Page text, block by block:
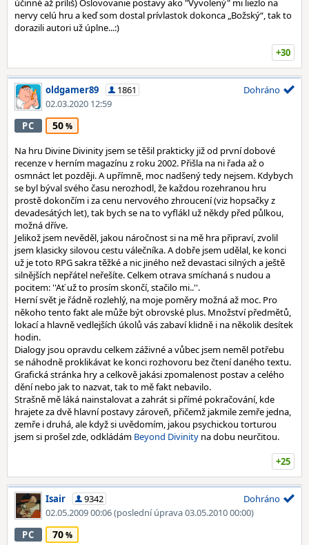
účinné až príliš) Oslovovanie postavy ako "Vyvolený" mi liezlo na
nervy celú hru a keď som dostal prívlastok dokonca „Božský“, tak to
dorazili autori už úplne...:)
+30
oldgamer89
1861
02.03.2020 12:59
Dohráno
PC 50
Na hru Divine Divinity jsem se těšil prakticky již od první dobové
recenze v herním magazínu z roku 2002. Přišla na ni řada až o
osmnáct let později. A upřímně, moc nadšený tedy nejsem. Kdybych
se byl býval svého času nerozhodl, že každou rozehranou hru
prostě dokončím i za cenu nervového zhroucení (viz hopsačky z
devadesátých let), tak bych se na to vyflákl už někdy před půlkou,
možná dříve.
Jelikož jsem nevěděl, jakou náročnost si na mě hra připraví, zvolil
jsem klasicky silovou cestu válečníka. A dobře jsem udělal, ke konci
už je toto RPG sakra těžké a nic jiného než devastaci silných a ještě
silnějších nepřátel neřešíte. Celkem otrava smíchaná s nudou a
pocitem: ''Ať už to prosím skončí, stačilo mi..''.
Herní svět je řádně rozlehlý, na moje poměry možná až moc. Pro
někoho tento fakt ale může být obrovské plus. Množství předmětů,
lokací a hlavně vedlejších úkolů vás zabaví klidně i na několik desítek
hodin.
Dialogy jsou opravdu celkem záživné a vůbec jsem neměl potřebu
se náhodně proklikávat ke konci rozhovoru bez čtení daného textu.
Grafická stránka hry a celkově jakási zpomalenost postav a celého
dění nebo jak to nazvat, tak to mě fakt nebavilo.
Strašně mě láká nainstalovat a zahrát si přímé pokračování, kde
hrajete za dvě hlavní postavy zároveň, přičemž jakmile zemře jedna,
zemře i druhá, ale když si uvědomím, jakou psychickou torturou
jsem si prošel zde, odkládám Beyond Divinity na dobu neurčitou.
+25
Isair
9342
02.05.2009 00:06(poslední úprava 03.05.2010 00:00)
Dohráno
PC 70